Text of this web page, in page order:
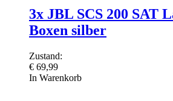
3x JBL SCS 200 SAT
Boxen silber
Zustand:
€ 69,99
In Warenkorb